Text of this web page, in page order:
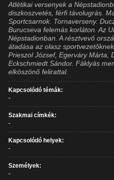
Atlétikai versenyek a
diszkoszvetés, férfi távolugrás.
Sportcsarnok. Tornaverseny.
Burucseva felemás korláton. Az
Népstadionban. A résztvevő
átadása az olasz
Prieszol József, Egerváry Márta,
Eckschmiedt Sándor. Fáklyás
elköszönő felirattal.
Kapcsolódó témák:
-
Szakmai címkék:
-
Kapcsolódó helyek:
-
Személyek:
-